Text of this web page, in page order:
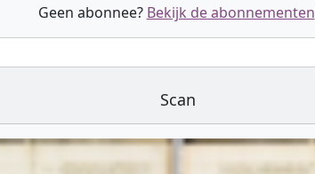
Geen abonnee? Bekijk de abonnementen
Scan